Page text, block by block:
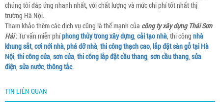
chúng tôi đáp ứng nhanh nhất, với chất lượng và mức chi phí tốt nhất thị
trường Hà Nội.
Tham khảo thêm các dịch vụ cũng là thế mạnh của công ty xây dựng Thái Sơn
Hải: Tư vấn miễn phíphong thủy trong xây dựng, cải tạo nhà, thi công nhà
khung sắt, cơi nới nhà, phá dỡ nhà, thi công thạch cao, lắp đặt sàn gỗ tại Hà
Nội, thi công cửa, sơn cửa, thi công lắp đặt cầu thang, sơn cầu thang, sửa
điện, sửa nước, thông tắc.
TIN LIÊN QUAN